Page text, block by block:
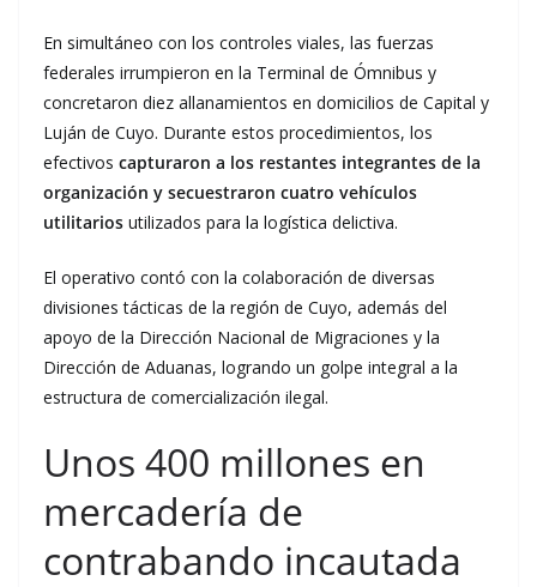
En simultáneo con los controles viales, las fuerzas
federales irrumpieron en la Terminal de Ómnibus y
concretaron diez allanamientos en domicilios de Capital y
Luján de Cuyo. Durante estos procedimientos, los
efectivos capturaron a los restantes integrantes de la
organización y secuestraron cuatro vehículos
utilitarios utilizados para la logística delictiva.
El operativo contó con la colaboración de diversas
divisiones tácticas de la región de Cuyo, además del
apoyo de la Dirección Nacional de Migraciones y la
Dirección de Aduanas, logrando un golpe integral a la
estructura de comercialización ilegal.
Unos 400 millones en
mercadería de
contrabando incautada